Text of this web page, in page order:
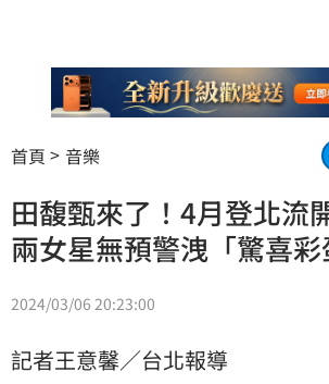
首頁 音樂
田馥甄來了！4月登北
兩女星無預警洩「驚喜彩
2024/03/06 20:23:00
記者王意馨／台北報導